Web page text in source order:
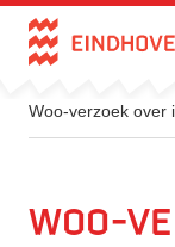
Direct naar de
Woo-verzoek over
Woo-